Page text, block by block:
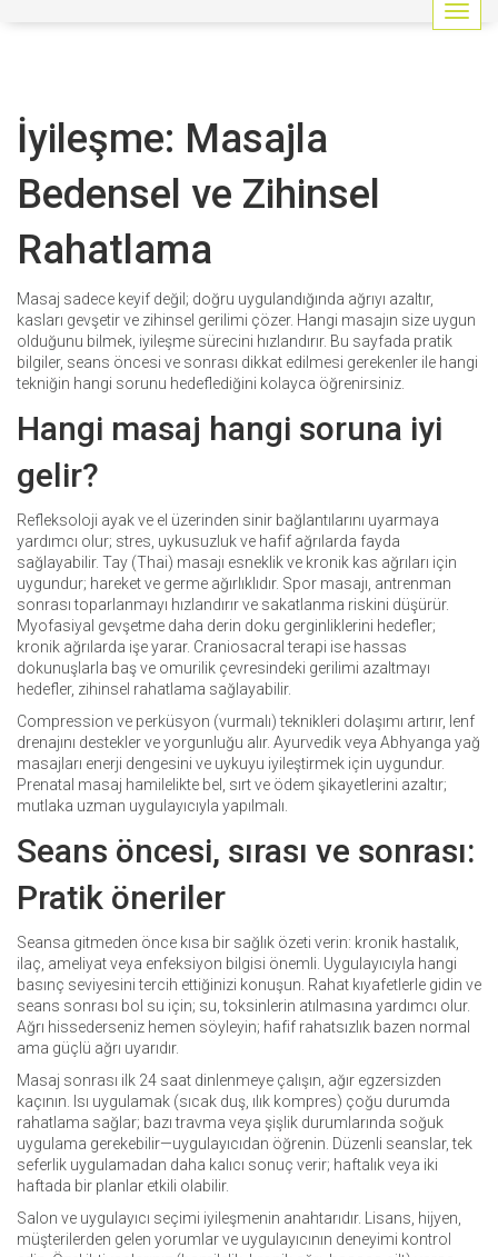
G
e
p
t
İyileşme: Masajla
Bedensel ve Zihinsel
Rahatlama
Masaj sadece keyif değil; doğru uygulandığında ağrıyı azaltır,
kasları gevşetir ve zihinsel gerilimi çözer. Hangi masajın size uygun
olduğunu bilmek, iyileşme sürecini hızlandırır. Bu sayfada pratik
bilgiler, seans öncesi ve sonrası dikkat edilmesi gerekenler ile hangi
tekniğin hangi sorunu hedeflediğini kolayca öğrenirsiniz.
Hangi masaj hangi soruna iyi
gelir?
Refleksoloji ayak ve el üzerinden sinir bağlantılarını uyarmaya
yardımcı olur; stres, uykusuzluk ve hafif ağrılarda fayda
sağlayabilir. Tay (Thai) masajı esneklik ve kronik kas ağrıları için
uygundur; hareket ve germe ağırlıklıdır. Spor masajı, antrenman
sonrası toparlanmayı hızlandırır ve sakatlanma riskini düşürür.
Myofasiyal gevşetme daha derin doku gerginliklerini hedefler;
kronik ağrılarda işe yarar. Craniosacral terapi ise hassas
dokunuşlarla baş ve omurilik çevresindeki gerilimi azaltmayı
hedefler, zihinsel rahatlama sağlayabilir.
Compression ve perküsyon (vurmalı) teknikleri dolaşımı artırır, lenf
drenajını destekler ve yorgunluğu alır. Ayurvedik veya Abhyanga yağ
masajları enerji dengesini ve uykuyu iyileştirmek için uygundur.
Prenatal masaj hamilelikte bel, sırt ve ödem şikayetlerini azaltır;
mutlaka uzman uygulayıcıyla yapılmalı.
Seans öncesi, sırası ve sonrası:
Pratik öneriler
Seansa gitmeden önce kısa bir sağlık özeti verin: kronik hastalık,
ilaç, ameliyat veya enfeksiyon bilgisi önemli. Uygulayıcıyla hangi
basınç seviyesini tercih ettiğinizi konuşun. Rahat kıyafetlerle gidin ve
seans sonrası bol su için; su, toksinlerin atılmasına yardımcı olur.
Ağrı hissederseniz hemen söyleyin; hafif rahatsızlık bazen normal
ama güçlü ağrı uyarıdır.
Masaj sonrası ilk 24 saat dinlenmeye çalışın, ağır egzersizden
kaçının. Isı uygulamak (sıcak duş, ılık kompres) çoğu durumda
rahatlama sağlar; bazı travma veya şişlik durumlarında soğuk
uygulama gerekebilir—uygulayıcıdan öğrenin. Düzenli seanslar, tek
seferlik uygulamadan daha kalıcı sonuç verir; haftalık veya iki
haftada bir planlar etkili olabilir.
Salon ve uygulayıcı seçimi iyileşmenin anahtarıdır. Lisans, hijyen,
müşterilerden gelen yorumlar ve uygulayıcının deneyimi kontrol